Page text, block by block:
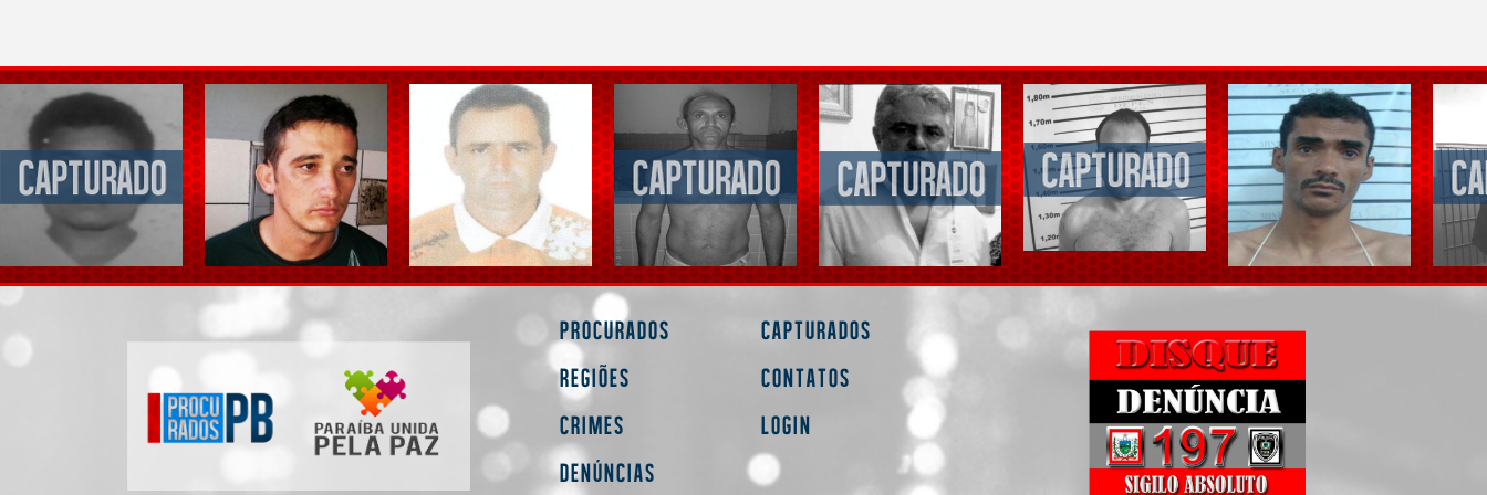
Procurados
Regiões
Crimes
Denúncias
Capturados
Contatos
Login